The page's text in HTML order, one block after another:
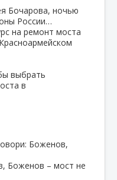
Бочарова, ночью
России…
на ремонт моста
выбрать
в
Боженов,